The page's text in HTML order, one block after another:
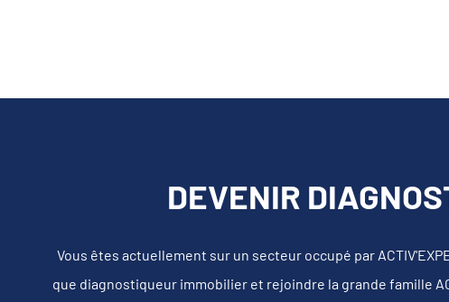
DEVENIR
Vous êtes actuellement sur un secteur occupé par
que diagnostiqueur immobilier et rejoindre la grande famille